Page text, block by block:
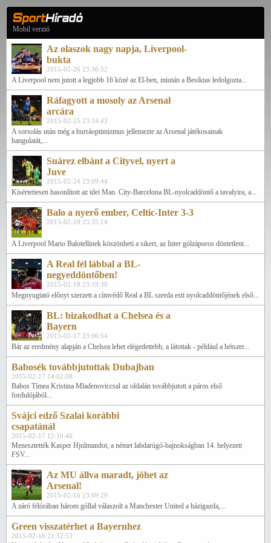
Mobil verzió
Az olaszok nagy napja, Liverpool-
bukta
2015-02-26 23:36:52
A Liverpool nem jutott a legjobb 16 közé az El-ben, miután a Besiktas ledolgozta...
Ráfagyott a mosoly az Arsenal
arcára
2015-02-25 23:14:43
A sorsolás után még a hurráoptimizmus jellemezte az Arsenal játékosainak
hangulatát,...
Suárez elbánt a Cityvel, nyert a
Juve
2015-02-24 23:09:44
Kísértetiesen hasonlított az idei Man. City-Barcelona BL-nyolcaddöntő a tavalyira, a...
Balo a nyerő ember, Celtic-Inter 3-3
2015-02-19 23:35:14
A Liverpool Mario Balotellinek köszönheti a sikert, az Inter gólzáporos döntetlent...
A Real fél lábbal a BL-
negyeddöntőben!
2015-02-18 23:19:30
Megnyugtató előnyt szerzett a címvédő Real a BL szerda esti nyolcaddöntőjének első...
BL: bizakodhat a Chelsea és a
Bayern
2015-02-17 23:06:54
Bár az eredmény alapján a Chelsea lehet elégedettebb, a látottak - például a hétszer...
Babosék továbbjutottak Dubajban
2015-02-17 14:02:08
Babos Tímea Kristina Mladenoviccsal az oldalán továbbjutott a páros első
fordulójából...
Svájci edző Szalai korábbi
csapatánál
2015-02-17 12:10:46
Menesztették Kasper Hjulmandot, a német labdarúgó-bajnokságban 14. helyezett
FSV...
Az MU állva maradt, jöhet az
Arsenal!
2015-02-16 23:09:29
A záró félórában három góllal válaszolt a Manchester United a házigazda,...
Green visszatérhet a Bayernhez
2015-02-16 21:52:53